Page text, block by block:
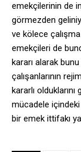
emekçilerinin de
görmezden
ve kölece çalışma
emekçileri de
kararı alarak
çalışanlarının
kararlı
mücadele
bir emek ittifakı